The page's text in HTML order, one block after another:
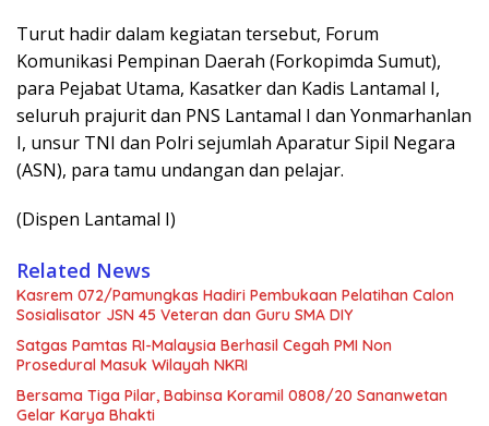
Turut hadir dalam kegiatan tersebut, Forum
Komunikasi Pempinan Daerah (Forkopimda Sumut),
para Pejabat Utama, Kasatker dan Kadis Lantamal I,
seluruh prajurit dan PNS Lantamal I dan Yonmarhanlan
I, unsur TNI dan Polri sejumlah Aparatur Sipil Negara
(ASN), para tamu undangan dan pelajar.
(Dispen Lantamal I)
Related News
Kasrem 072/Pamungkas Hadiri Pembukaan Pelatihan Calon
Sosialisator JSN 45 Veteran dan Guru SMA DIY
Satgas Pamtas RI-Malaysia Berhasil Cegah PMI Non
Prosedural Masuk Wilayah NKRI
Bersama Tiga Pilar, Babinsa Koramil 0808/20 Sananwetan
Gelar Karya Bhakti